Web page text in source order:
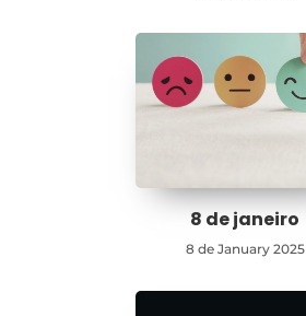
8 de janeiro
8 de January 2025